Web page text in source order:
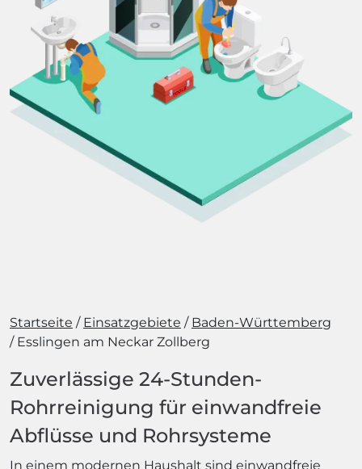
Startseite Einsatzgebiete
Baden-Württemberg
Esslingen am Neckar Zollberg
Zuverlässige 24-Stunden-
Rohrreinigung für einwandfreie
Abflüsse und Rohrsysteme
In einem modernen Haushalt sind einwandfreie